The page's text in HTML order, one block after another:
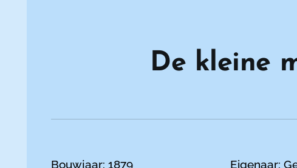
De kleine
Bouwjaar: 1879 Eigenaar: